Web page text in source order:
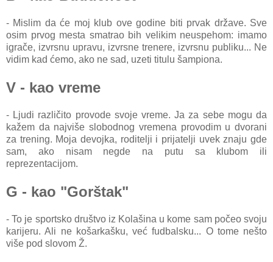
- Mislim da će moj klub ove godine biti prvak države. Sve
osim prvog mesta smatrao bih velikim neuspehom: imamo
igrače, izvrsnu upravu, izvrsne trenere, izvrsnu publiku... Ne
vidim kad ćemo, ako ne sad, uzeti titulu šampiona.
V - kao vreme
- Ljudi različito provode svoje vreme. Ja za sebe mogu da
kažem da najviše slobodnog vremena provodim u dvorani
za trening. Moja devojka, roditelji i prijatelji uvek znaju gde
sam, ako nisam negde na putu sa klubom ili
reprezentacijom.
G - kao "Gorštak"
- To je sportsko društvo iz Kolašina u kome sam počeo svoju
karijeru. Ali ne košarkašku, već fudbalsku... O tome nešto
više pod slovom Ž.